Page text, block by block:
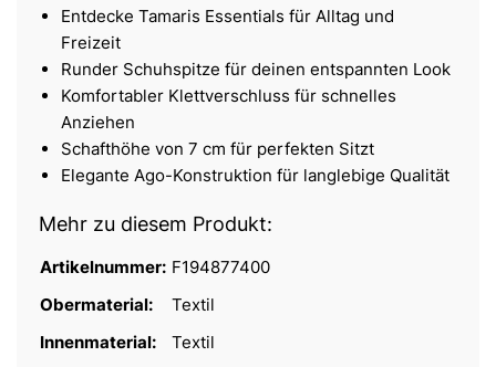
Entdecke Tamaris Essentials für Alltag und
Freizeit
Runder Schuhspitze für deinen entspannten Look
Komfortabler Klettverschluss für schnelles
Anziehen
Schafthöhe von 7 cm für perfekten Sitzt
Elegante Ago-Konstruktion für langlebige Qualität
Mehr zu diesem Produkt:
Artikelnummer: F194877400
Obermaterial:
Textil
Innenmaterial:
Textil